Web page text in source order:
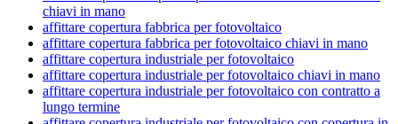
chiavi in mano
affittare copertura fabbrica per fotovoltaico
affittare copertura fabbrica per fotovoltaico chiavi in mano
affittare copertura industriale per fotovoltaico
affittare copertura industriale per fotovoltaico chiavi in mano
affittare copertura industriale per fotovoltaico con contratto a
lungo termine